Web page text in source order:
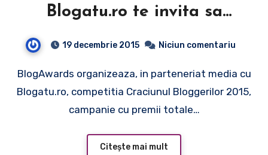
Blogatu.ro te invita sa
Decembrie la campania
Craciunul Bloggerilor 2015!
19 decembrie 2015 Niciun comentariu
BlogAwards organizeaza, in parteneriat media cu
Blogatu.ro, competitia Craciunul Bloggerilor 2015,
campanie cu premii totale…
Citește mai mult